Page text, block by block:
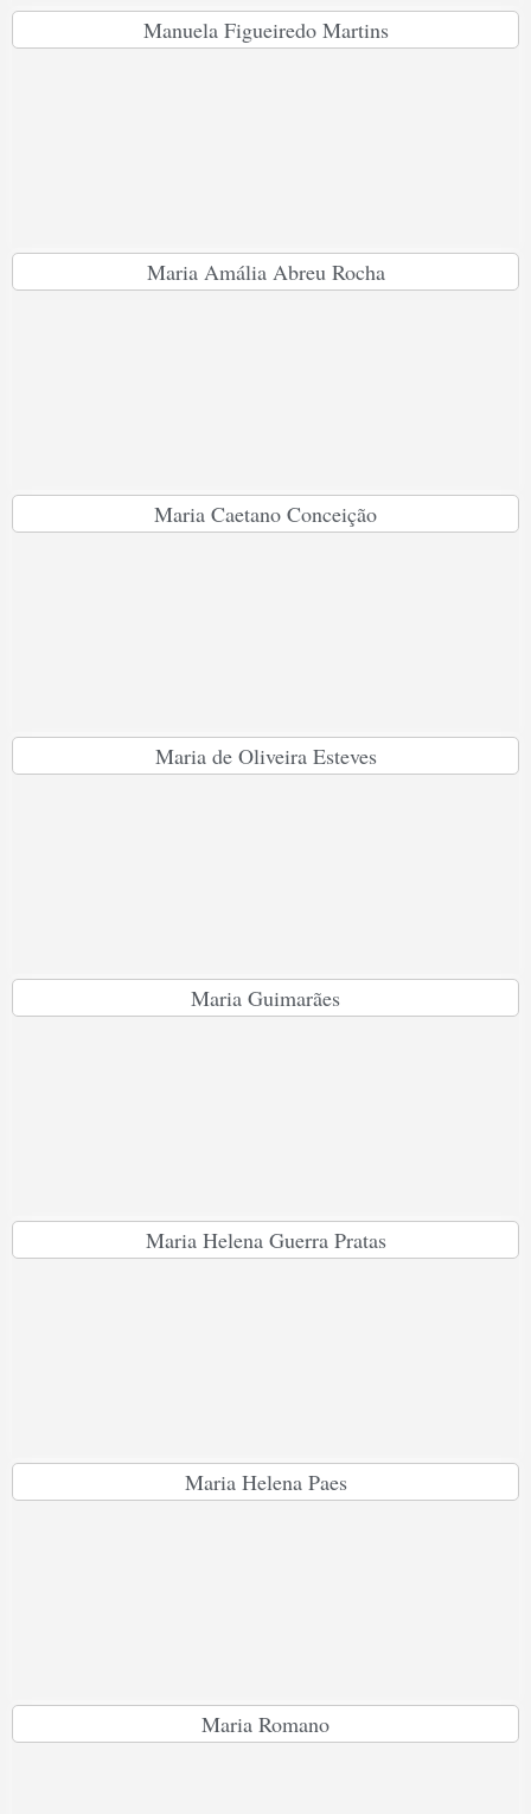
Manuela Figueiredo Martins
Maria Amália Abreu Rocha
Maria Caetano Conceição
Maria de Oliveira Esteves
Maria Guimarães
Maria Helena Guerra Pratas
Maria Helena Paes
Maria Romano